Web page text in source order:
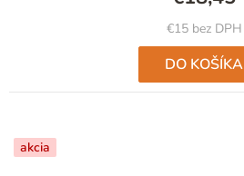
€15 bez DPH
DO KOŠÍKA
akcia